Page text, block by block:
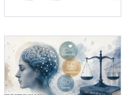
missão e
legais.
communication, and
safety. This paper
examines BCI integration
in space missions,
identifying gaps in
empirical validation,